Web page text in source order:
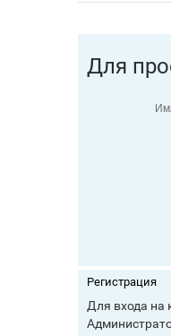
Для
Регистрация
Для входа на